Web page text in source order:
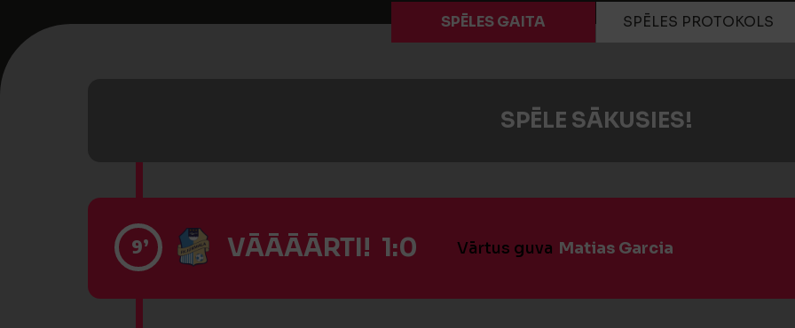
SPĒLES GAITA SPĒLES PROTOKOLS
SPĒLE SĀKUSIES!
9’ VĀĀĀĀRTI! 1:0 Vārtus guva Matias Garcia